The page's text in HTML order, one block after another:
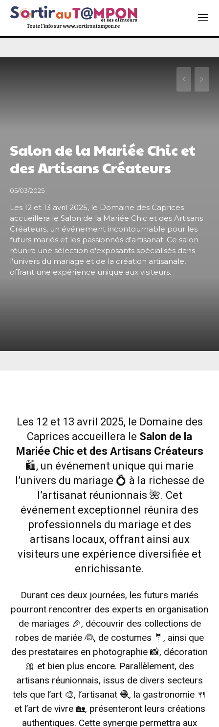
Salon de la Mariée Chic et
des Artisans Créateurs
05/03/2025
Les 12 et 13 avril 2025, le Domaine des Caprices
accueillera le Salon de la Mariée Chic et des Artisans
Créateurs, un événement incontournable pour les
futurs mariés et les passionnés d'artisanat. Ce salon
réunira une sélection d'exposants spécialisés dans
l'univers du mariage et de la création artisanale,
offrant une expérience unique aux visiteurs.
Les 12 et 13 avril 2025, le Domaine des
Caprices accueillera le Salon de la
Mariée Chic et des Artisans Créateurs
🛍️, un événement unique qui marie
l’univers du mariage 💍 à la richesse de
l’artisanat réunionnais 🌺. Cet
événement exceptionnel réunira des
professionnels du mariage et des
artisans locaux, offrant ainsi aux
visiteurs une expérience diversifiée et
enrichissante.
Durant ces deux journées, les futurs mariés
pourront rencontrer des experts en organisation
de mariages 🎉, découvrir des collections de
robes de mariée 👰, de costumes 🤵, ainsi que
des prestataires en photographie 📸, décoration
🎀 et bien plus encore. Parallèlement, des
artisans réunionnais, issus de divers secteurs
tels que l’art 🎨, l’artisanat 🧶, la gastronomie 🍴
et l’art de vivre 🏡, présenteront leurs créations
authentiques. Cette synergie permettra aux